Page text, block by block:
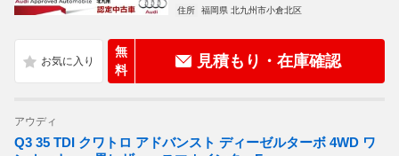
住所
福岡県 北九州市小倉北区
無
料
見積もり・在庫確認
アウディ
Q3 35 TDI クワトロ アドバンスト ディーゼルターボ 4WD ワ